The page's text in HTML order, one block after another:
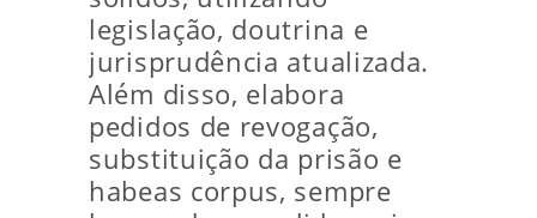
legislação, doutrina e
jurisprudência atualizada.
Além disso, elabora
pedidos de revogação,
substituição da prisão e
habeas corpus, sempre